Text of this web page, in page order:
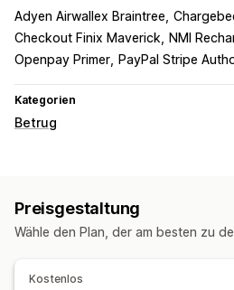
Adyen Airwallex Braintree
Checkout Finix Maverick
NMI
Openpay Primer
PayPal Stripe
Kategorien
Betrug
Präventionstools
Preisgestaltung
Wähle den Plan, der am besten zu
Kostenlos